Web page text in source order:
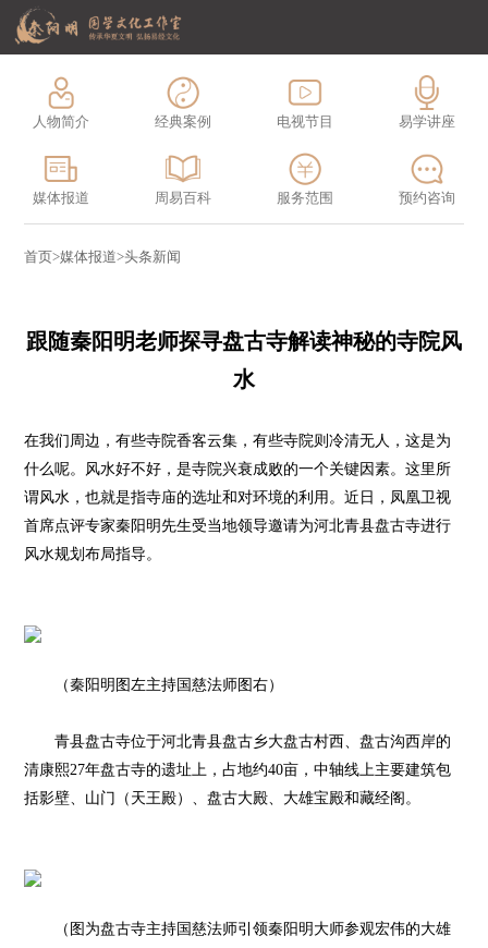
人物简介 经典案例 电视节目 易学讲座
媒体报道 周易百科 服务范围 预约咨询
首页>媒体报道>头条新闻
跟随秦阳明老师探寻盘古寺解读神秘的寺院风
水
在我们周边，有些寺院香客云集，有些寺院则冷清无人，这是为
什么呢。风水好不好，是寺院兴衰成败的一个关键因素。这里所
谓风水，也就是指寺庙的选址和对环境的利用。近日，凤凰卫视
首席点评专家秦阳明先生受当地领导邀请为河北青县盘古寺进行
风水规划布局指导。
（秦阳明图左主持国慈法师图右）
青县盘古寺位于河北青县盘古乡大盘古村西、盘古沟西岸的
清康熙27年盘古寺的遗址上，占地约40亩，中轴线上主要建筑包
括影壁、山门（天王殿）、盘古大殿、大雄宝殿和藏经阁。
（图为盘古寺主持国慈法师引领秦阳明大师参观宏伟的大雄